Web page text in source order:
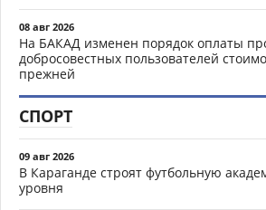
08 авг 2026
На БАКАД изменен порядок оплаты
добросовестных пользователей
прежней
СПОРТ
09 авг 2026
В Караганде строят футбольную
уровня